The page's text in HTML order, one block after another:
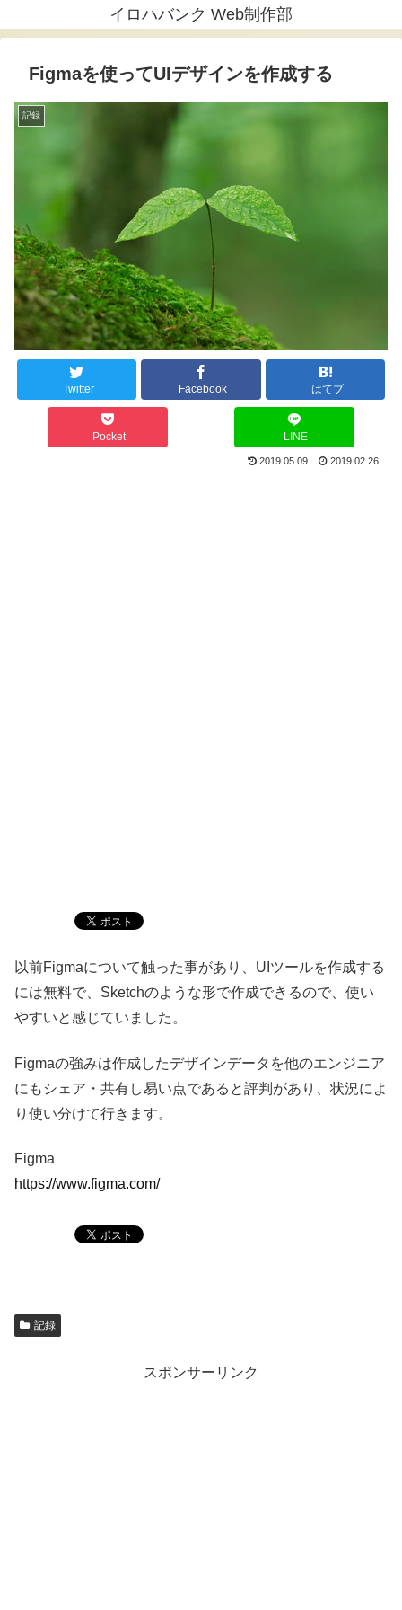
イロハバンク Web制作部
Figmaを使ってUIデザインを作成する
記録
Twitter Facebook はてブ
Pocket LINE
2019.05.09 2019.02.26
以前Figmaについて触った事があり、UIツールを作成する
には無料で、Sketchのような形で作成できるので、使い
やすいと感じていました。
Figmaの強みは作成したデザインデータを他のエンジニア
にもシェア・共有し易い点であると評判があり、状況によ
り使い分けて行きます。
Figma
https://www.figma.com/
記録
スポンサーリンク